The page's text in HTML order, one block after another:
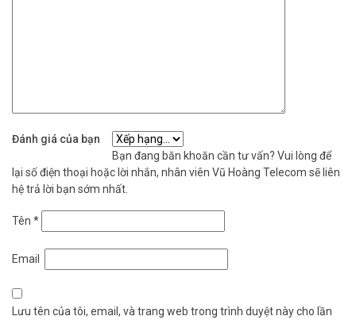
Đánh giá của bạn
Bạn đang băn khoăn cần tư vấn? Vui lòng để
lại số điện thoại hoặc lời nhắn, nhân viên Vũ Hoàng Telecom sẽ liên
hệ trả lời bạn sớm nhất.
Tên *
Email
Lưu tên của tôi, email, và trang web trong trình duyệt này cho lần